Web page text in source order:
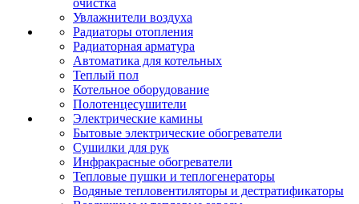
очистка
Увлажнители воздуха
Радиаторы отопления
Радиаторная арматура
Автоматика для котельных
Теплый пол
Котельное оборудование
Полотенцесушители
Электрические камины
Бытовые электрические обогреватели
Сушилки для рук
Инфракрасные обогреватели
Тепловые пушки и теплогенераторы
Водяные тепловентиляторы и дестратификаторы